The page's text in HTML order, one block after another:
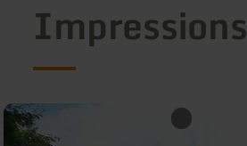
Impressions